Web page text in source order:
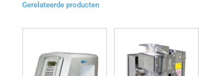
Gerelateerde producten